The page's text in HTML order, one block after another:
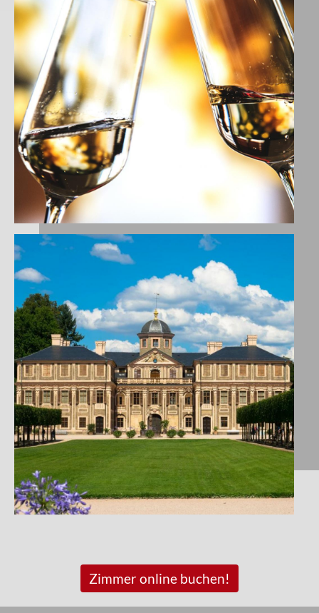
Zimmer online buchen!